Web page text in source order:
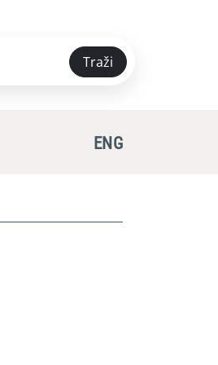
Traži
ENG